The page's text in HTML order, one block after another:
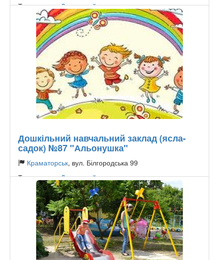
Тип садочку:Державний
Дошкільний навчальний заклад (ясла-
садок) №87 "Альонушка"
Краматорськ, вул. Білгородська 99
Тип садочку:Державний